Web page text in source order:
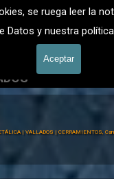
se ruega leer la
Datos y nuestra
Aceptar
MADRID - VALLADO
y Vallados fincas
Valla Hércules
601 900 178
| VALLADOS | CERRAMIENTOS,